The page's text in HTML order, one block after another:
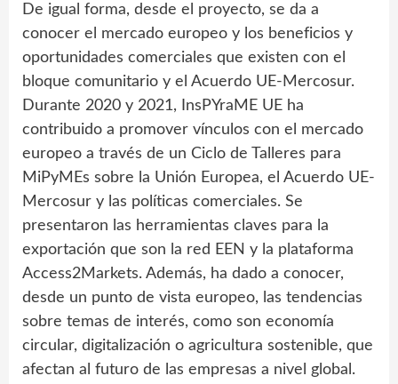
De igual forma, desde el proyecto, se da a
conocer el mercado europeo y los beneficios y
oportunidades comerciales que existen con el
bloque comunitario y el Acuerdo UE-Mercosur.
Durante 2020 y 2021, InsPYraME UE ha
contribuido a promover vínculos con el mercado
europeo a través de un Ciclo de Talleres para
MiPyMEs sobre la Unión Europea, el Acuerdo UE-
Mercosur y las políticas comerciales. Se
presentaron las herramientas claves para la
exportación que son la red EEN y la plataforma
Access2Markets. Además, ha dado a conocer,
desde un punto de vista europeo, las tendencias
sobre temas de interés, como son economía
circular, digitalización o agricultura sostenible, que
afectan al futuro de las empresas a nivel global.